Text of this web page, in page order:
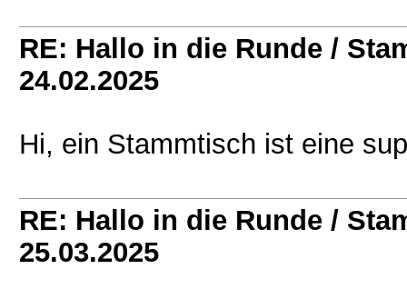
RE: Hallo in die Runde /
24.02.2025
Hi, ein Stammtisch ist eine
RE: Hallo in die Runde /
25.03.2025